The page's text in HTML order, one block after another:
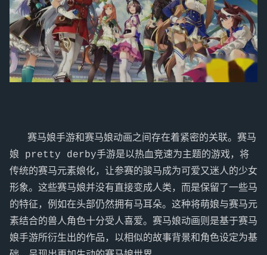
娘 pretty derby手游是以热血竞速为主题的游戏，将
传统的赛马元素娘化，让参赛的骏马成为可爱又迷人的少女
形象。这些赛马娘并没有直接变成人类，而是保留了一些马
的特征，例如在头部仍然拥有马耳朵。这种将萌娘与赛马元
素结合的兽人角色十分受人喜爱。赛马娘动画则是基于赛马
娘手游所衍生出的作品，以相似的故事背景和角色设定为基